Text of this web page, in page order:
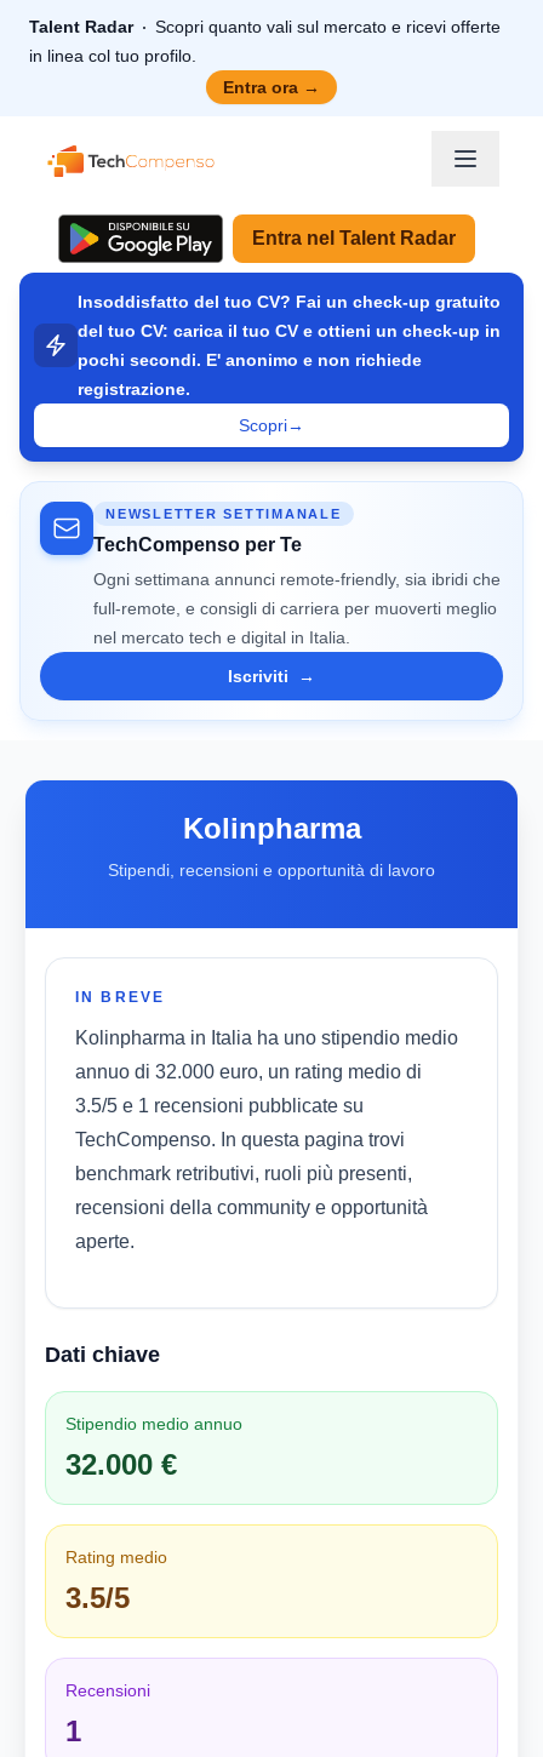
Talent Radar
Scopri quanto vali sul mercato e ricevi offerte
in linea col tuo profilo.
Entra ora →
TechCompenso
Entra nel Talent Radar
Insoddisfatto del tuo CV? Fai un check-up gratuito
del tuo CV: carica il tuo CV e ottieni un check-up in
pochi secondi. E' anonimo e non richiede
registrazione.
Scopri→
NEWSLETTER SETTIMANALE
TechCompenso per Te
Ogni settimana annunci remote-friendly, sia ibridi che
full-remote, e consigli di carriera per muoverti meglio
nel mercato tech e digital in Italia.
Iscriviti
→
Kolinpharma
Stipendi, recensioni e opportunità di lavoro
IN BREVE
Kolinpharma in Italia ha uno stipendio medio
annuo di 32.000 euro, un rating medio di
3.5/5 e 1 recensioni pubblicate su
TechCompenso. In questa pagina trovi
benchmark retributivi, ruoli più presenti,
recensioni della community e opportunità
aperte.
Dati chiave
Stipendio medio annuo
32.000 €
Rating medio
3.5/5
Recensioni
1